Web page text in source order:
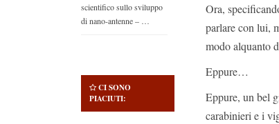
scientifico sullo sviluppo
di nano-antenne – …
CI SONO
PIACIUTI:
Ora,
parlare con lui,
modo alquanto
Eppure…
Eppure, un bel
carabinieri e i